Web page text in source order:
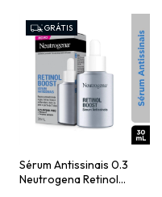
GRÁTIS
Sérum Antissinais 0.3
Neutrogena Retinol